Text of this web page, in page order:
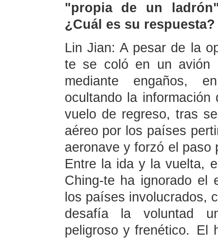
"propia de un
¿Cuál es su respuesta?
Lin Jian: A pesar de la
te se coló en un avión
mediante engaños,
ocultando la
vuelo de regreso, tras
aéreo por los países
aeronave y forzó el
Entre la ida y la vuelta,
Ching-te ha ignorado el
los países involucrados,
desafía la voluntad
peligroso y frenético. El